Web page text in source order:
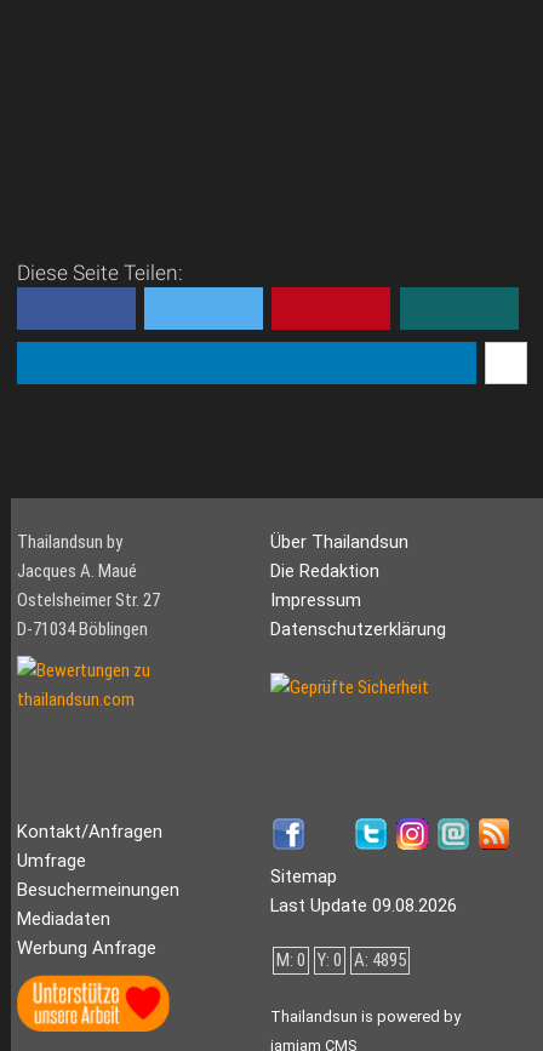
Diese Seite Teilen:
Thailandsun by
Jacques A. Maué
Ostelsheimer Str. 27
D-71034 Böblingen
Über Thailandsun
Die Redaktion
Impressum
Datenschutzerklärung
Kontakt/Anfragen
Umfrage
Besuchermeinungen
Mediadaten
Werbung Anfrage
Sitemap
Last Update 09.08.2026
M: 0 Y: 0 A: 4895
Thailandsun is powered by
jamjam CMS